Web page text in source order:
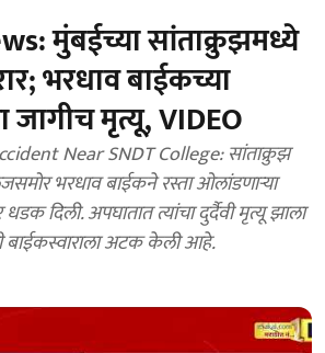
मुंबईच्या सांताक्रुझमध्ये
भरधाव बाईकच्या
मृत्यू, VIDEO
Near SNDT College: सांताक्रुझ
भरधाव बाईकने रस्ता ओलांडणाऱ्या
दिली. अपघातात त्यांचा दुर्दैवी मृत्यू झाला
बाईकस्वाराला अटक केली आहे.